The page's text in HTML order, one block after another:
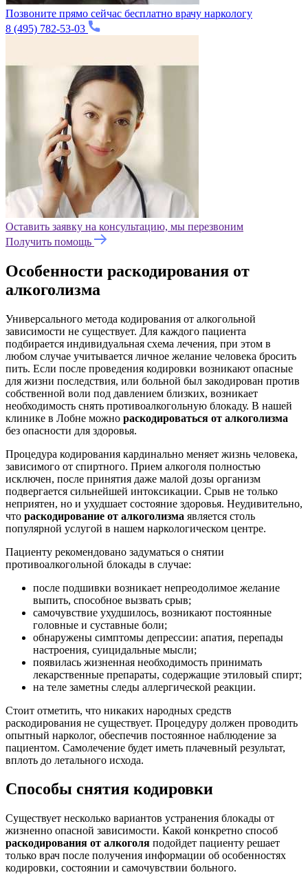
Позвоните прямо сейчас бесплатно врачу наркологу
8 (495) 782-53-03
Оставить заявку на консультацию, мы перезвоним
Получить помощь
Особенности раскодирования от
алкоголизма
Универсального метода кодирования от алкогольной
зависимости не существует. Для каждого пациента
подбирается индивидуальная схема лечения, при этом в
любом случае учитывается личное желание человека бросить
пить. Если после проведения кодировки возникают опасные
для жизни последствия, или больной был закодирован против
собственной воли под давлением близких, возникает
необходимость снять противоалкогольную блокаду. В нашей
клинике в Лобне можно раскодироваться от алкоголизма
без опасности для здоровья.
Процедура кодирования кардинально меняет жизнь человека,
зависимого от спиртного. Прием алкоголя полностью
исключен, после принятия даже малой дозы организм
подвергается сильнейшей интоксикации. Срыв не только
неприятен, но и ухудшает состояние здоровья. Неудивительно,
что раскодирование от алкоголизма является столь
популярной услугой в нашем наркологическом центре.
Пациенту рекомендовано задуматься о снятии
противоалкогольной блокады в случае:
после подшивки возникает непреодолимое желание
выпить, способное вызвать срыв;
самочувствие ухудшилось, возникают постоянные
головные и суставные боли;
обнаружены симптомы депрессии: апатия, перепады
настроения, суицидальные мысли;
появилась жизненная необходимость принимать
лекарственные препараты, содержащие этиловый спирт;
на теле заметны следы аллергической реакции.
Стоит отметить, что никаких народных средств
раскодирования не существует. Процедуру должен проводить
опытный нарколог, обеспечив постоянное наблюдение за
пациентом. Самолечение будет иметь плачевный результат,
вплоть до летального исхода.
Способы снятия кодировки
Существует несколько вариантов устранения блокады от
жизненно опасной зависимости. Какой конкретно способ
раскодирования от алкоголя подойдет пациенту решает
только врач после получения информации об особенностях
кодировки, состоянии и самочувствии больного.